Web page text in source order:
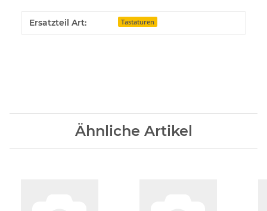
Ersatzteil Art: Tastaturen
Ähnliche Artikel